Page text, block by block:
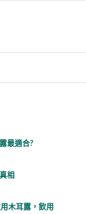
最適合?
相
木耳露，飲用